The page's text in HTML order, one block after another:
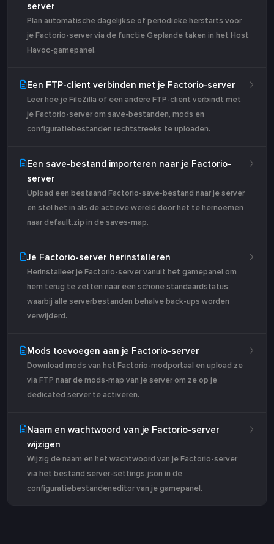
server
Plan automatische dagelijkse of periodieke herstarts voor
je Factorio-server via de functie Geplande taken in het Host
Havoc-gamepanel.
Een FTP-client verbinden met je Factorio-server
Leer hoe je FileZilla of een andere FTP-client verbindt met
je Factorio-server om save-bestanden, mods en
configuratiebestanden rechtstreeks te uploaden.
Een save-bestand importeren naar je Factorio-
server
Upload een bestaand Factorio-save-bestand naar je server
en stel het in als de actieve wereld door het te hernoemen
naar default.zip in de saves-map.
Je Factorio-server herinstalleren
Herinstalleer je Factorio-server vanuit het gamepanel om
hem terug te zetten naar een schone standaardstatus,
waarbij alle serverbestanden behalve back-ups worden
verwijderd.
Mods toevoegen aan je Factorio-server
Download mods van het Factorio-modportaal en upload ze
via FTP naar de mods-map van je server om ze op je
dedicated server te activeren.
Naam en wachtwoord van je Factorio-server
wijzigen
Wijzig de naam en het wachtwoord van je Factorio-server
via het bestand server-settings.json in de
configuratiebestandeneditor van je gamepanel.